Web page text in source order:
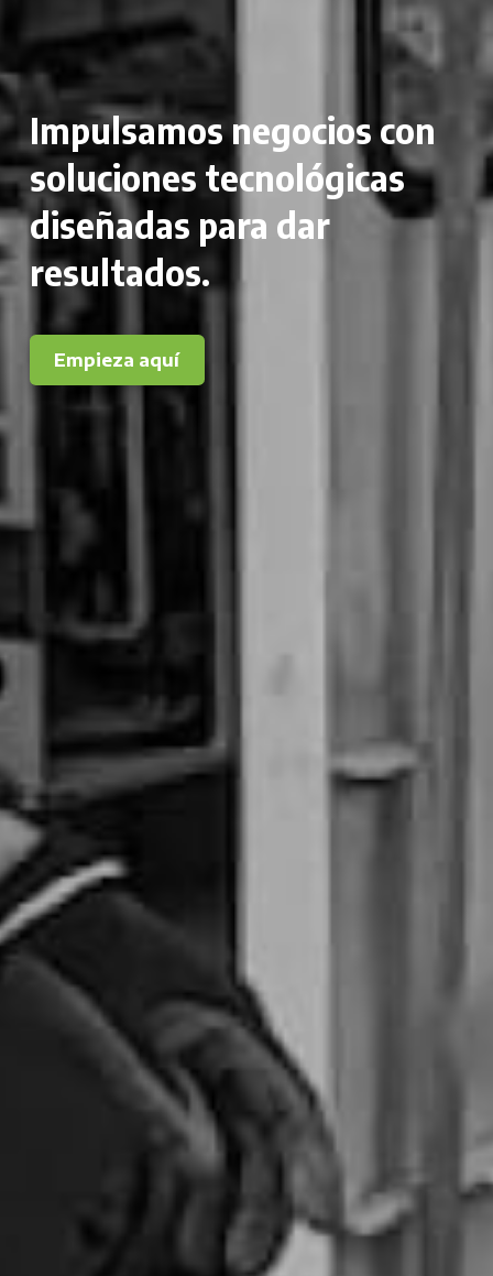
Impulsamos negocios con
soluciones tecnológicas
diseñadas para dar
resultados.
Empieza aquí